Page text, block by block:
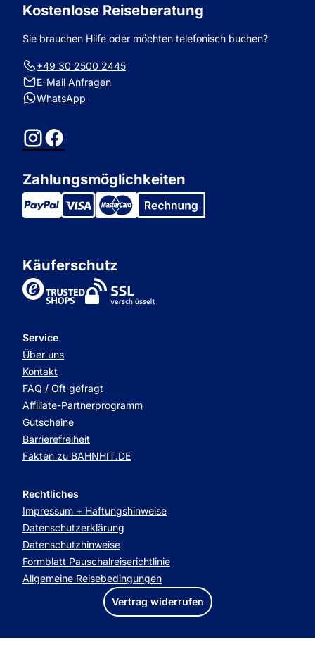
Kostenlose Reiseberatung
Sie brauchen Hilfe oder möchten telefonisch buchen?
+49 30 2500 2445
E-Mail Anfragen
WhatsApp
InstagramFacebook
Zahlungsmöglichkeiten
Käuferschutz
TrustedShops
Service
Über uns
Kontakt
FAQ / Oft gefragt
Affiliate-Partnerprogramm
Gutscheine
Barrierefreiheit
Fakten zu BAHNHIT.DE
Rechtliches
Impressum + Haftungshinweise
Datenschutzerklärung
Datenschutzhinweise
Formblatt Pauschalreiserichtlinie
Allgemeine Reisebedingungen
Vertrag widerrufen